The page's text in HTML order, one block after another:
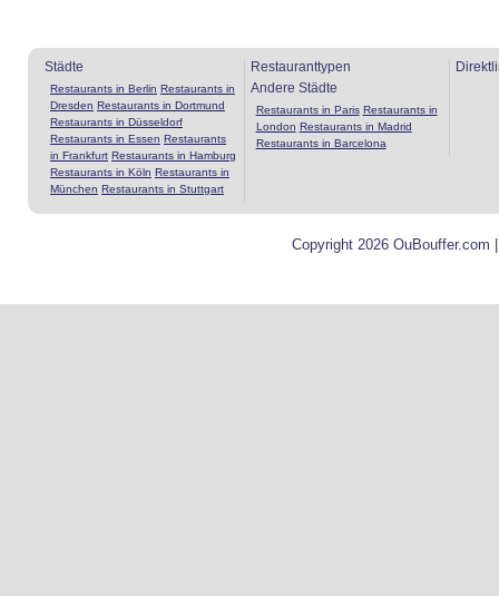
Städte
Restaurants in Berlin Restaurants in
Dresden Restaurants in Dortmund
Restaurants in Düsseldorf
Restaurants in Essen Restaurants
in Frankfurt Restaurants in Hamburg
Restaurants in Köln Restaurants in
München Restaurants in Stuttgart
Restauranttypen
Andere Städte
Restaurants in Paris Restaurants in
London Restaurants in Madrid
Restaurants in Barcelona
Copyright 2026 OuBouffer.com